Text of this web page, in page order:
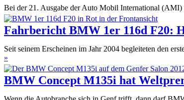
Bei der 21. Ausgabe der Auto Mobil International
Fahrbericht BMW 1er 116d F20:
Seit seinem Erscheinen im Jahr 2004 begleiteten den
»
BMW
1er
116d
BMW Concept M135i hat